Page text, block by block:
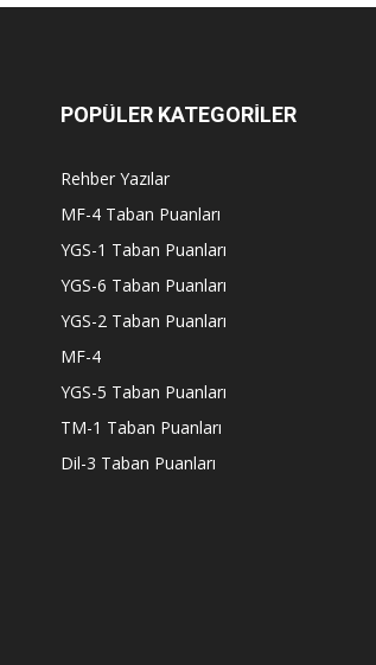
POPÜLER KATEGORİLER
Rehber Yazılar
MF-4 Taban Puanları
YGS-1 Taban Puanları
YGS-6 Taban Puanları
YGS-2 Taban Puanları
MF-4
YGS-5 Taban Puanları
TM-1 Taban Puanları
Dil-3 Taban Puanları